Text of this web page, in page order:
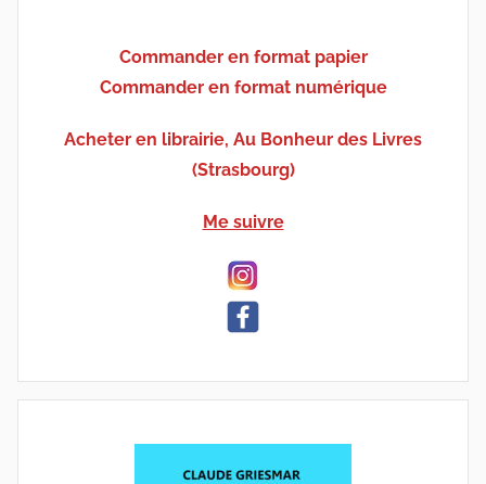
Commander en format papier
Commander en format numérique
Acheter en librairie, Au Bonheur des Livres
(Strasbourg)
Me suivre